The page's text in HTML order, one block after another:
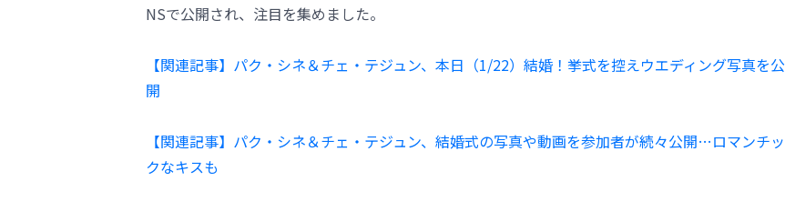
NSで公開され、注目を集めました。
【関連記事】パク・シネ＆チェ・テジュン、本日（1/22）結婚！挙式を控えウエディング写真を公
開
【関連記事】パク・シネ＆チェ・テジュン、結婚式の写真や動画を参加者が続々公開…ロマンチッ
クなキスも